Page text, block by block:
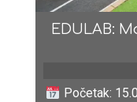
EDULAB:
Početak: